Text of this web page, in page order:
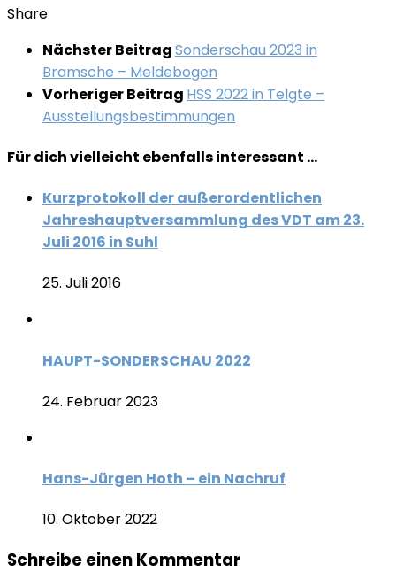
Share
Nächster BeitragSonderschau 2023 in
Bramsche – Meldebogen
Vorheriger Beitrag HSS 2022 in Telgte –
Ausstellungsbestimmungen
Für dich vielleicht ebenfalls interessant …
Kurzprotokoll der außerordentlichen
Jahreshauptversammlung des VDT am 23.
Juli 2016 in Suhl
25. Juli 2016
HAUPT-SONDERSCHAU 2022
24. Februar 2023
Hans-Jürgen Hoth – ein Nachruf
10. Oktober 2022
Schreibe einen Kommentar